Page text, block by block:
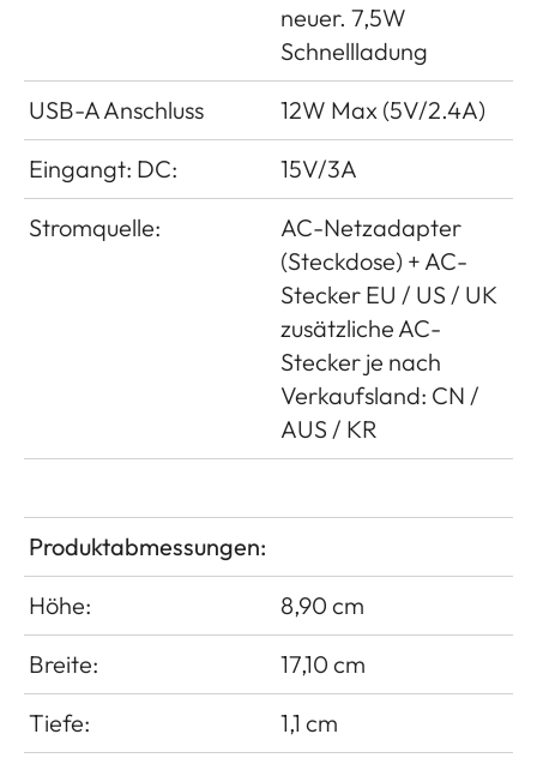
neuer. 7,5W
Schnellladung
USB-A Anschluss
12W Max (5V/2.4A)
Eingangt: DC:
15V/3A
Stromquelle:
AC-Netzadapter
(Steckdose) + AC-
Stecker EU / US / UK
zusätzliche AC-
Stecker je nach
Verkaufsland: CN /
AUS / KR
Produktabmessungen:
Höhe:
8,90 cm
Breite:
17,10 cm
Tiefe:
1,1 cm